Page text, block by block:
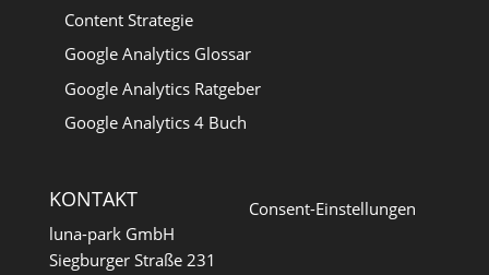
Content Strategie
Google Analytics Glossar
Google Analytics Ratgeber
Google Analytics 4 Buch
KONTAKT
luna-park GmbH
Siegburger Straße 231
Consent-Einstellungen